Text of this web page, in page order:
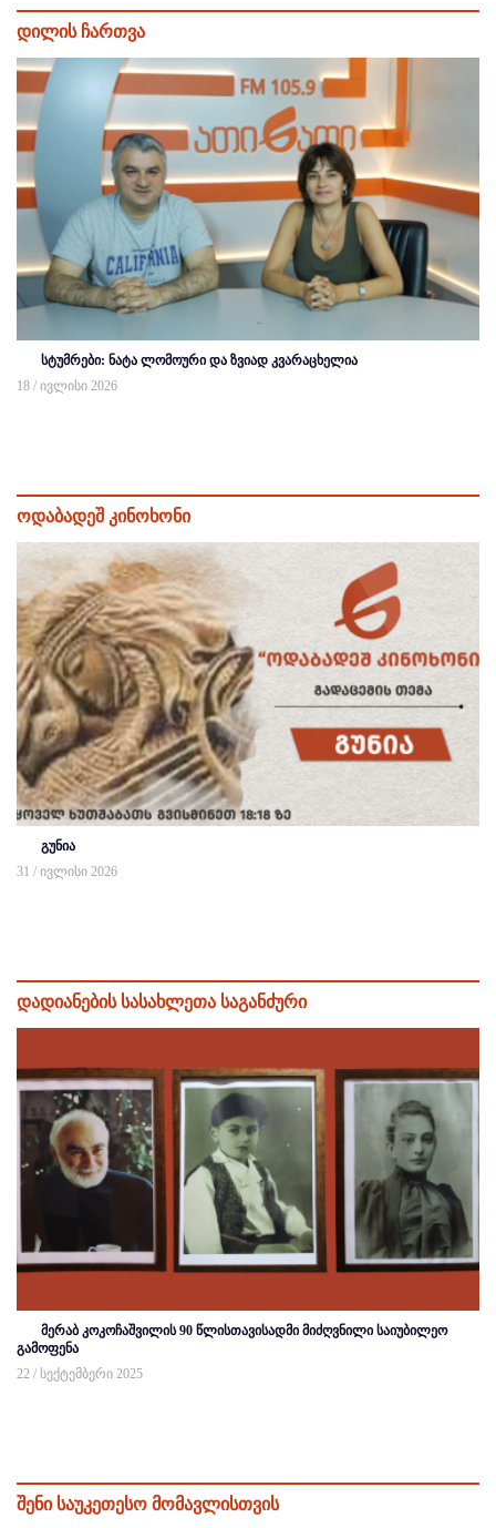
დილის ჩართვა
სტუმრები: ნატა ლომოური და ზვიად კვარაცხელია
18 / ივლისი 2026
ოდაბადეშ კინოხონი
გუნია
31 / ივლისი 2026
დადიანების სასახლეთა საგანძური
მერაბ კოკოჩაშვილის 90 წლისთავისადმი მიძღვნილი საიუბილეო
გამოფენა
22 / სექტემბერი 2025
შენი საუკეთესო მომავლისთვის